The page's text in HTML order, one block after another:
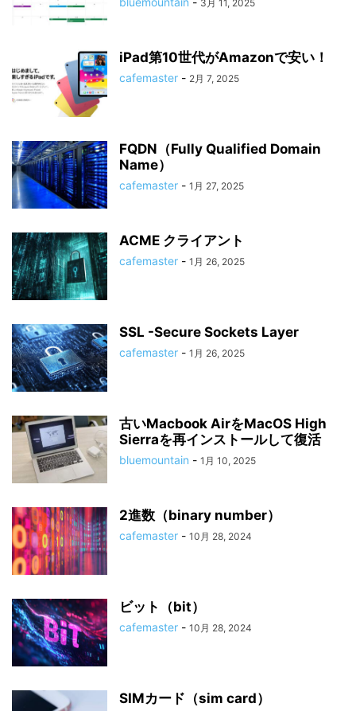
3月 11, 2025
iPad第10世代がAmazonで安い！
cafemaster - 2月 7, 2025
FQDN（Fully Qualified Domain
Name）
cafemaster - 1月 27, 2025
ACME クライアント
cafemaster - 1月 26, 2025
SSL -Secure Sockets Layer
cafemaster - 1月 26, 2025
古いMacbook AirをMacOS High
Sierraを再インストールして復活
bluemountain - 1月 10, 2025
2進数（binary number）
cafemaster - 10月 28, 2024
ビット（bit）
cafemaster - 10月 28, 2024
SIMカード（sim card）